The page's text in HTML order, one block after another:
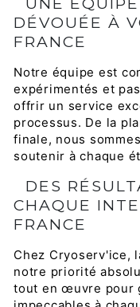
DÉVOUÉE À
FRANCE
Notre équipe est
expérimentés et
offrir un service
processus. De la
finale, nous
soutenir à chaque
DES
CHAQUE
FRANCE
Chez Cryoserv'ice,
notre priorité
tout en œuvre pour